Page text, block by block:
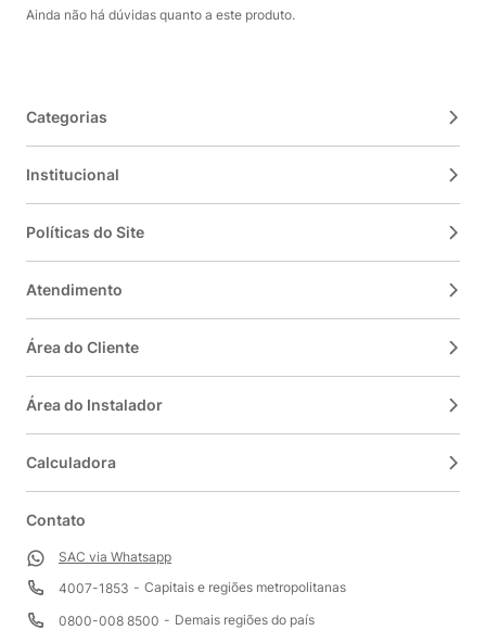
Ainda não há dúvidas quanto a este produto.
Categorias
Institucional
Políticas do Site
Atendimento
Área do Cliente
Área do Instalador
Calculadora
Contato
SAC via Whatsapp
4007-1853
Capitais e regiões metropolitanas
0800-008 8500
Demais regiões do país